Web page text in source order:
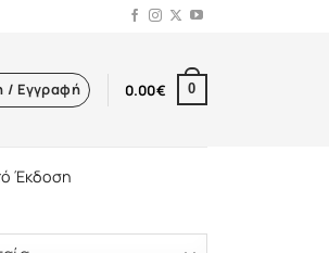
/ Εγγραφή 0.00€ 0
Έκδοση